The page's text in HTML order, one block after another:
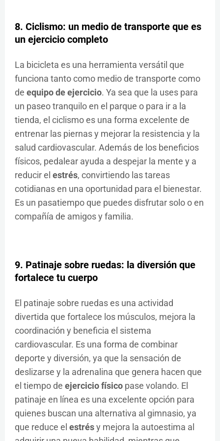
8. Ciclismo: un medio de transporte que es
un ejercicio completo
La bicicleta es una herramienta versátil que
funciona tanto como medio de transporte como
de equipo de ejercicio. Ya sea que la uses para
un paseo tranquilo en el parque o para ir a la
tienda, el ciclismo es una forma excelente de
entrenar las piernas y mejorar la resistencia y la
salud cardiovascular. Además de los beneficios
físicos, pedalear ayuda a despejar la mente y a
reducir el estrés, convirtiendo las tareas
cotidianas en una oportunidad para el bienestar.
Es un pasatiempo que puedes disfrutar solo o en
compañía de amigos y familia.
9. Patinaje sobre ruedas: la diversión que
fortalece tu cuerpo
El patinaje sobre ruedas es una actividad
divertida que fortalece los músculos, mejora la
coordinación y beneficia el sistema
cardiovascular. Es una forma de combinar
deporte y diversión, ya que la sensación de
deslizarse y la adrenalina que genera hacen que
el tiempo de ejercicio físico pase volando. El
patinaje en línea es una excelente opción para
quienes buscan una alternativa al gimnasio, ya
que reduce el estrésy mejora la autoestima al